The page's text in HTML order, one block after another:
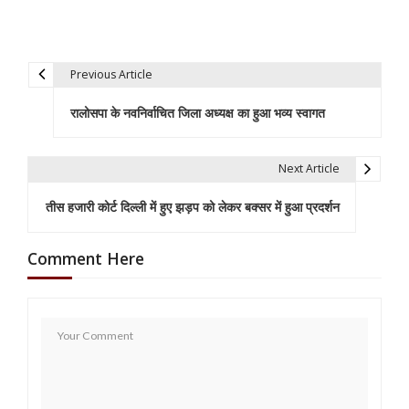
a
v
Previous Article
रालोसपा के नवनिर्वाचित जिला अध्यक्ष का हुआ भव्य स्वागत
Next Article
तीस हजारी कोर्ट दिल्ली में हुए झड़प को लेकर बक्सर में हुआ प्रदर्शन
Comment Here